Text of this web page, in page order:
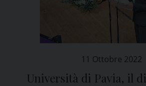
11 Ottobre 2022
Università di Pavia, il